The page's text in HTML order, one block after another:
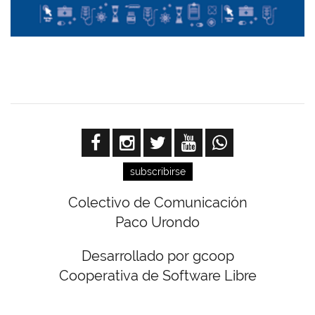
subscribirse
Colectivo de Comunicación
Paco Urondo
Desarrollado por gcoop
Cooperativa de Software Libre